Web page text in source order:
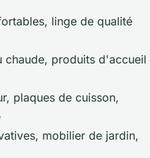
linge de qualité
chaude, produits d'accueil
plaques de cuisson,
mobilier de jardin,